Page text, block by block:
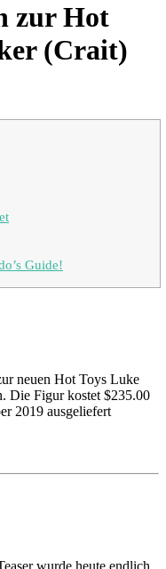
zur Hot
(Crait)
Guide!
neuen Hot Toys Luke
Die Figur kostet $235.00
2019 ausgeliefert
wurde heute endlich